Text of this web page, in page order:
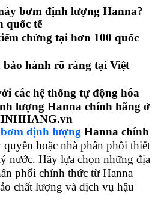
bơm định lượng Hanna?
quốc tế
chứng tại hơn 100 quốc
hành rõ ràng tại Việt
các hệ thống tự động hóa
lượng Hanna chính hãng ở
định lượng Hanna chính
hoặc nhà phân phối thiết
nước. Hãy lựa chọn những địa
phối chính thức từ Hanna
chất lượng và dịch vụ hậu